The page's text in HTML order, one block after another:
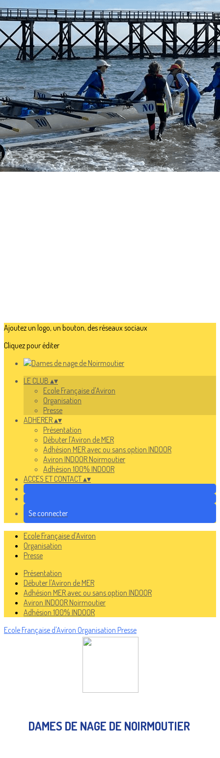
Exporter les lignes sélectionnées
Exporter toutes les colonnes
Exporter uniquement les colonnes affichées
Menu
<
>
Ecole Française d'Aviron
Organisation
Presse
?>
Images de la page d'accueil
Cliquez pour éditer
Ajoutez un logo, un bouton, des réseaux sociaux
Cliquez pour éditer
LE CLUB ▴▾
Ecole Française d'Aviron
Organisation
Presse
ADHERER▴▾
Présentation
Débuter l'Aviron de MER
Adhésion MER avec ou sans option INDOOR
Aviron INDOOR Noirmoutier
Adhésion 100% INDOOR
ACCES ET CONTACT▴▾
Se connecter
Ecole Française d'Aviron
Organisation
Presse
Présentation
Débuter l'Aviron de MER
Adhésion MER avec ou sans option INDOOR
Aviron INDOOR Noirmoutier
Adhésion 100% INDOOR
Ecole Française d'Aviron Organisation Presse
DAMES DE NAGE DE NOIRMOUTIER